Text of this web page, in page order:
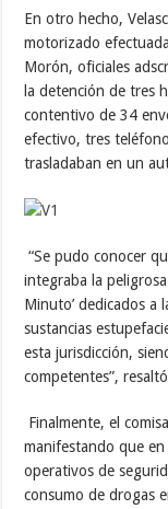
En otro hecho,
motorizado
Morón, oficiales
la detención de tres
contentivo de 34
efectivo, tres
trasladaban en un
“Se pudo conocer
integraba la
Minuto’ dedicados a
sustancias
esta jurisdicción,
competentes”,
Finalmente, el
manifestando que
operativos de
consumo de drogas